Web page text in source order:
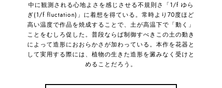
中に観測される心地よさを感じさせる不規則さ「1/f ゆら
ぎ(1/f fluctation)」に着想を得ている。常時より70度ほど
高い温度で作品を焼成することで、土が高温下で「動く」
ことをむしろ促した。普段ならば制御すべきこの土の動き
によって造形におおらかさが加わっている。本作を花器と
して実用する際には、植物の生きた造形を澱みなく受けと
めることだろう。